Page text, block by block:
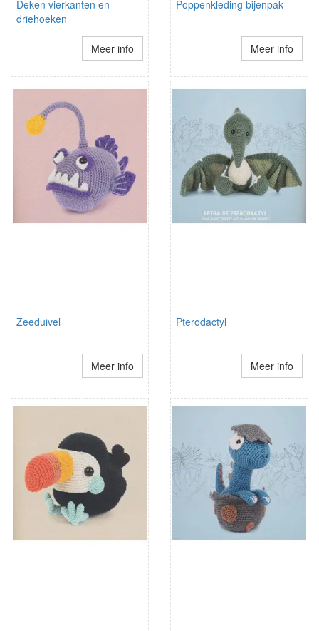
Deken vierkanten en
driehoeken
Meer info
Poppenkleding bijenpak
Meer info
Zeeduivel
Meer info
Pterodactyl
Meer info